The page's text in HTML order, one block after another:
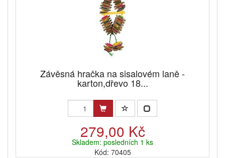
Závěsná hračka na sisalovém laně -
karton,dřevo 18...
279,00 Kč
Skladem: posledních 1 ks
Kód: 70405